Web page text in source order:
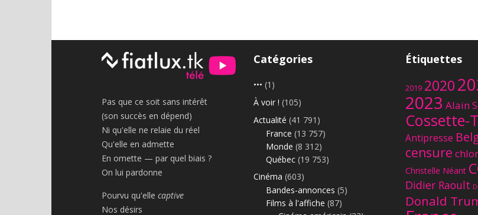
Pas que ce soit sans intérêt
(son succès en dépend)
Ni qu'elle ne relaie du réel
Qu'elle en admette
En omette — par quel biais ?
On lui pardonne
Pourvu qu'elle captive
Nos désirs
Catégories
••• (1)
À voir ! (105)
Actualité (41 791)
France (13 757)
Monde (8 312)
Québec (19 753)
Cinéma (603)
Bandes-annonces (5)
Films à l'affiche (87)
Étiquettes
2019 2020
2023 Alain
Cossette-
Antipresse
censure
Christelle Néant
Didier Raoult
Donald